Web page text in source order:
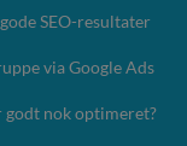
SEO-resultater
via Google Ads
godt nok optimeret?